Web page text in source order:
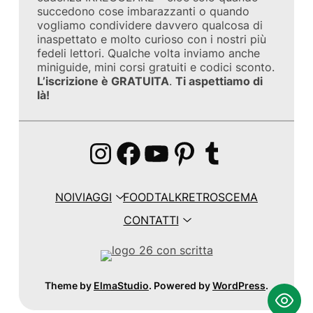
succedono cose imbarazzanti o quando
vogliamo condividere davvero qualcosa di
inaspettato e molto curioso con i nostri più
fedeli lettori. Qualche volta inviamo anche
miniguide, mini corsi gratuiti e codici sconto.
L’iscrizione è GRATUITA.Ti aspettiamo di
là!
Instagram
Facebook
YouTube
Pinterest
Tumblr
NOIVIAGGI FOODTALKRETROSCEMA
CONTATTI
Theme by ElmaStudio. Powered byWordPress.